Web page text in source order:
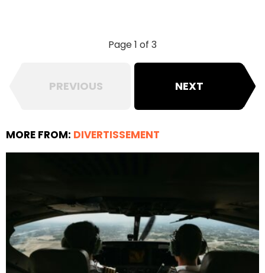
Page 1 of 3
PREVIOUS NEXT
MORE FROM: DIVERTISSEMENT